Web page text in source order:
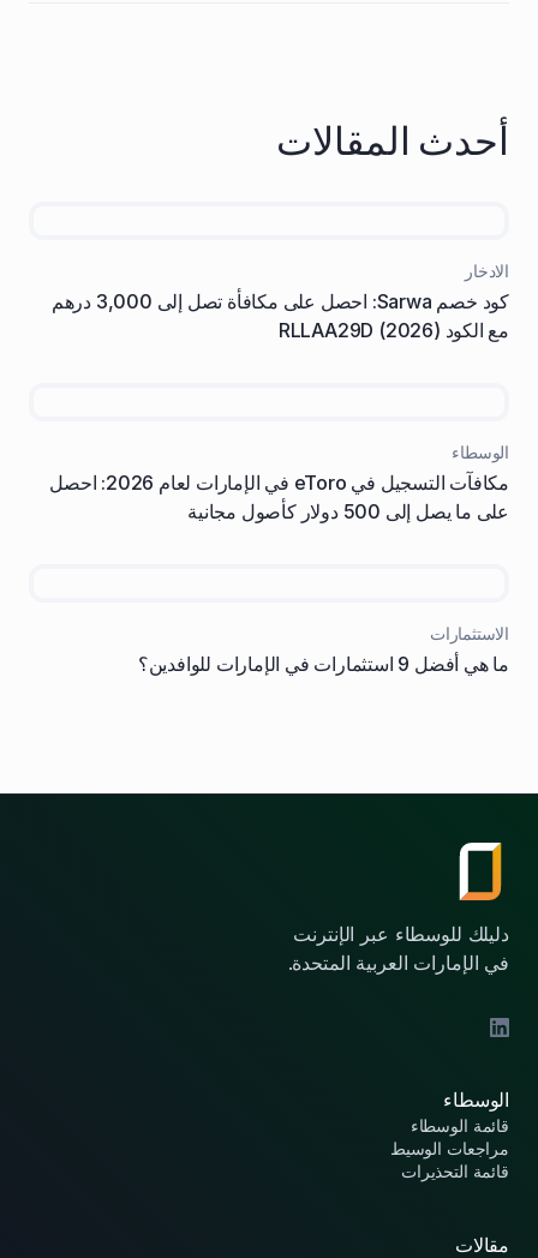
أحدث المقالات
الادخار
كود خصم Sarwa: احصل على مكافأة تصل إلى 3,000 درهم
مع الكود RLLAA29D (2026)
الوسطاء
مكافآت التسجيل في eToro في الإمارات لعام 2026: احصل
على ما يصل إلى 500 دولار كأصول مجانية
الاستثمارات
ما هي أفضل 9 استثمارات في الإمارات للوافدين؟
دليلك للوسطاء عبر الإنترنت
في الإمارات العربية المتحدة.
الوسطاء
قائمة الوسطاء
مراجعات الوسيط
قائمة التحذيرات
مقالات